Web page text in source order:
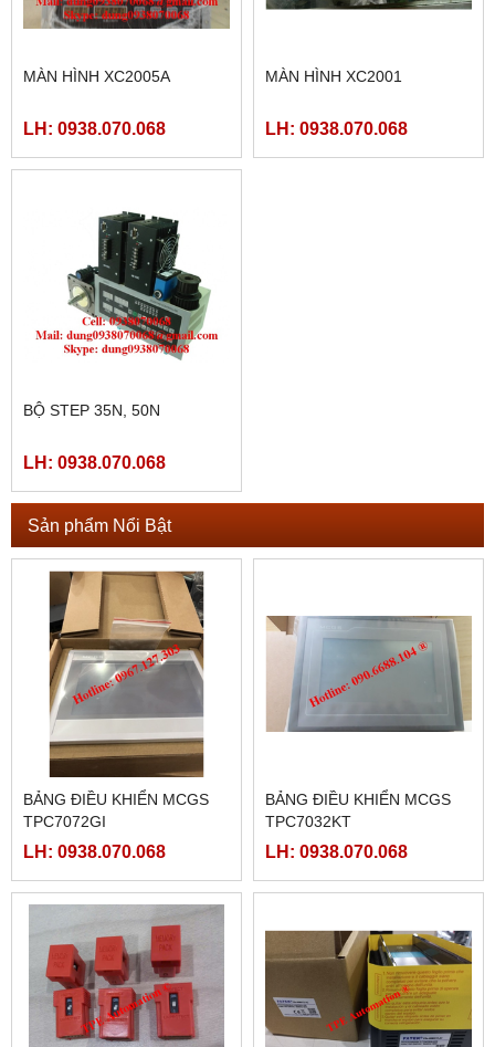
MÀN HÌNH XC2005A
LH: 0938.070.068
MÀN HÌNH XC2001
LH: 0938.070.068
BỘ STEP 35N, 50N
LH: 0938.070.068
Sản phẩm Nổi Bật
BẢNG ĐIỀU KHIỂN MCGS
TPC7072GI
LH: 0938.070.068
BẢNG ĐIỀU KHIỂN MCGS
TPC7032KT
LH: 0938.070.068